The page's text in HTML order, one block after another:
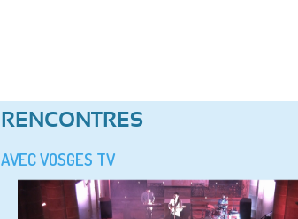
RENCONTRES
AVEC VOSGES TV